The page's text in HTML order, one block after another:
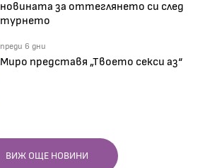
новината за оттеглянето си след
турнето
преди 6 дни
Миро представя „Твоето секси аз“
ВИЖ ОЩЕ НОВИНИ